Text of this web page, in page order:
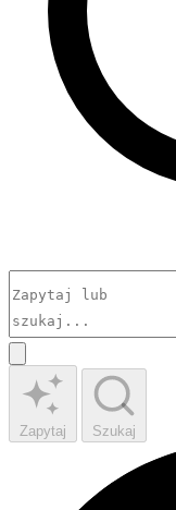
Zapytaj Szukaj